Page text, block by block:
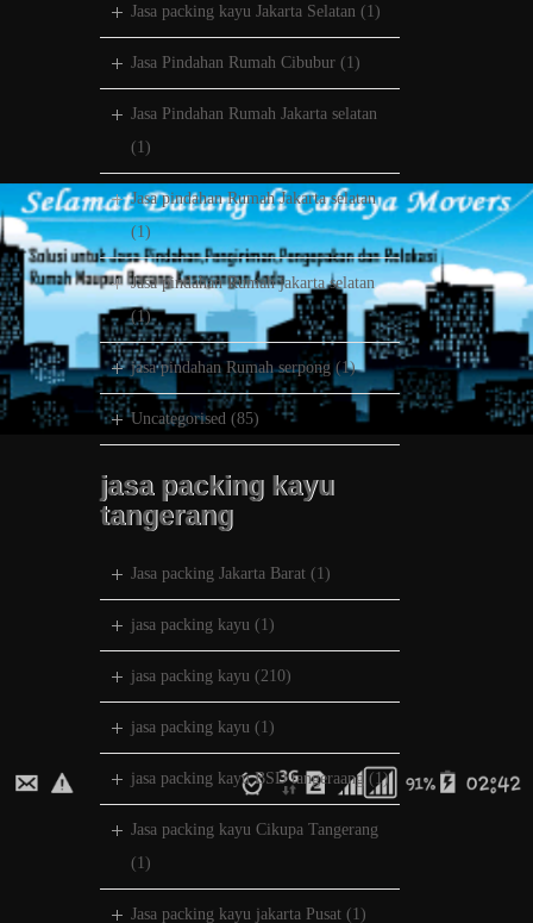
Jasa packing kayu Jakarta Selatan (1)
Jasa Pindahan Rumah Cibubur (1)
Jasa Pindahan Rumah Jakarta selatan
(1)
Jasa pindahan Rumah Jakarta selatan
(1)
Jasa pindahan Rumah jakarta selatan
(1)
jasa pindahan Rumah serpong(1)
Uncategorised (85)
jasa packing kayu
tangerang
Jasa packing Jakarta Barat (1)
jasa packing kayu (1)
jasa packing kayu (210)
jasa packing kayu (1)
jasa packing kayu BSD tangeraang (1)
Jasa packing kayu Cikupa Tangerang
(1)
Jasa packing kayu jakarta Pusat (1)